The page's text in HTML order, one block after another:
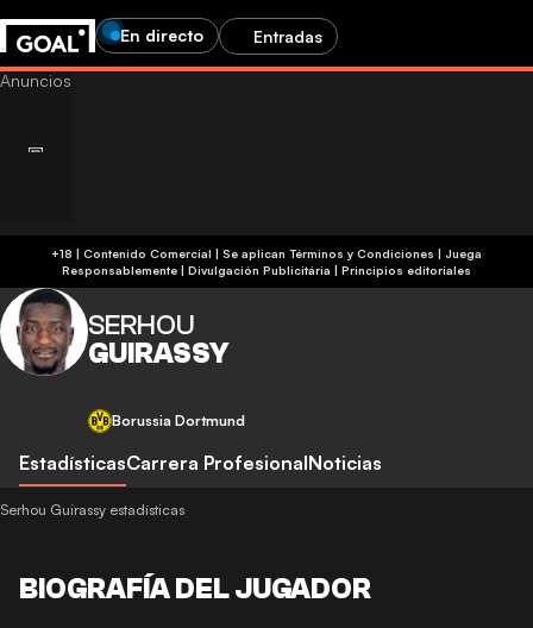
En directo Entradas
+18 | Contenido Comercial | Se aplican Términos y Condiciones | Juega
Responsablemente | Divulgación Publicitária | Principios editoriales
SERHOU
GUIRASSY
Borussia Dortmund
EstadísticasCarrera ProfesionalNoticias
Serhou Guirassy estadísticas
BIOGRAFÍA DEL JUGADOR